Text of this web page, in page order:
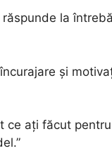
la
și
ce ați făcut